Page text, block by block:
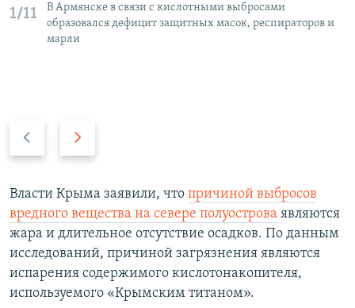
1/11
В Армянске в связи с кислотными выбросами
образовался дефицит защитных масок, респираторов и
марли
д
ы
д
у
щ
и
д
у
ю
щ
и
й
Власти Крыма заявили, что причиной выбросов
вредного вещества на севере полуострова являются
жара и длительное отсутствие осадков. По данным
исследований, причиной загрязнения являются
испарения содержимого кислотонакопителя,
используемого «Крымским титаном».